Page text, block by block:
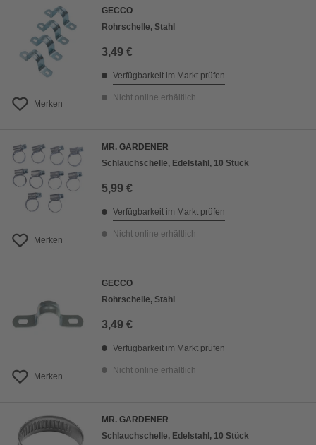
Merken
GECCO
Rohrschelle, Stahl
3,49 €
Verfügbarkeit im Markt prüfen
Nicht online erhältlich
Merken
MR. GARDENER
Schlauchschelle, Edelstahl, 10 Stück
5,99 €
Verfügbarkeit im Markt prüfen
Nicht online erhältlich
Merken
GECCO
Rohrschelle, Stahl
3,49 €
Verfügbarkeit im Markt prüfen
Nicht online erhältlich
MR. GARDENER
Schlauchschelle, Edelstahl, 10 Stück